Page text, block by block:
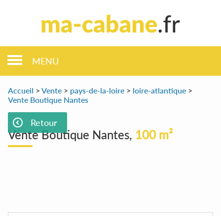
MENU
Accueil > Vente > pays-de-la-loire > loire-atlantique >
Vente Boutique Nantes
Retour
Vente Boutique Nantes, 100 m²